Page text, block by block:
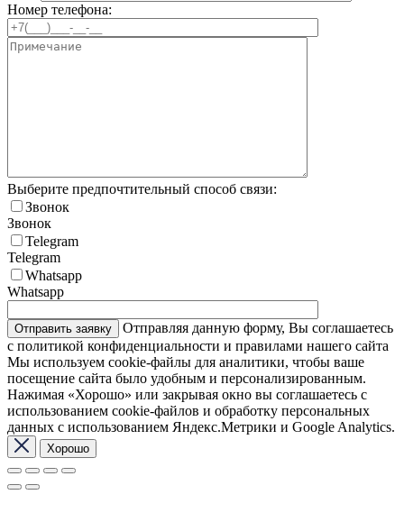
Номер телефона:
Выберите предпочтительный способ связи:
Звонок
Звонок
Telegram
Telegram
Whatsapp
Whatsapp
Отправляя данную форму, Вы соглашаетесь
с политикой конфиденциальности и правилами нашего сайта
Мы используем cookie-файлы для аналитики, чтобы ваше
посещение сайта было удобным и персонализированным.
Нажимая «Хорошо» или закрывая окно вы соглашаетесь с
использованием cookie-файлов и обработку персональных
данных с использованием Яндекс.Метрики и Google Analytics.
Хорошо